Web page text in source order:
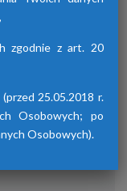
zgodnie z art. 20
25.05.2018 r.
Osobowych; po
Osobowych).